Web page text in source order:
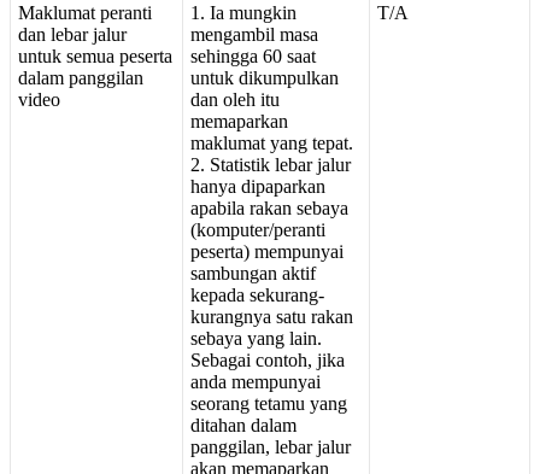
Maklumat peranti
dan lebar jalur
untuk semua peserta
dalam panggilan
video
1 . Ia mungkin
mengambil masa
sehingga 60 saat
untuk dikumpulkan
dan oleh itu
memaparkan
maklumat yang tepat.
2. Statistik lebar jalur
hanya dipaparkan
apabila rakan sebaya
(komputer/peranti
peserta) mempunyai
sambungan aktif
kepada sekurang-
kurangnya satu rakan
sebaya yang lain.
Sebagai contoh, jika
anda mempunyai
seorang tetamu yang
ditahan dalam
panggilan, lebar jalur
akan memaparkan
T/A